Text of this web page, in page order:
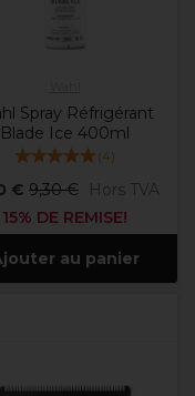
Spray Réfrigérant
Blade Ice 400ml
(4)
€ 9,30 €
Hors TVA
15% DE REMISE!
au panier